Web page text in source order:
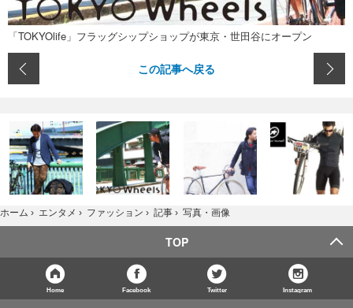
「TOKYOlife」フラッグシップショップが東京・世田谷にオープン
この記事へ戻る
ホーム › エンタメ › ファッション › 記事 › 写真・画像
TOP
Home Facebook Twitter Instagram